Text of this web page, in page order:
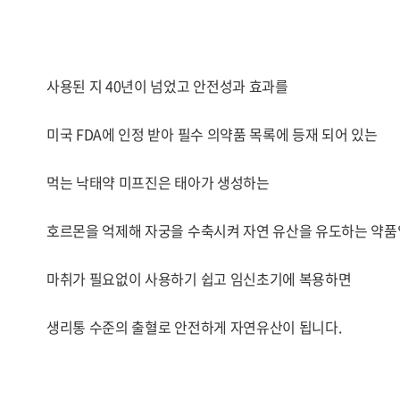
사용된 지 40년이 넘었고 안전성과 효과를
미국 FDA에 인정 받아 필수 의약품 목록에 등재 되어 있는
먹는 낙태약 미프진은 태아가 생성하는
호르몬을 억제해 자궁을 수축시켜 자연 유산을 유도하는 약
마취가 필요없이 사용하기 쉽고 임신초기에 복용하면
생리통 수준의 출혈로 안전하게 자연유산이 됩니다.